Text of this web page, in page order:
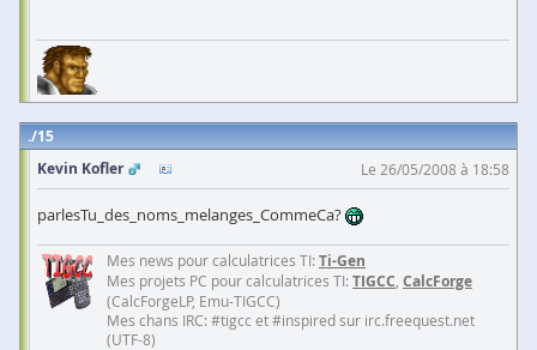
15
Kevin Kofler
Le 26/05/2008 à 18:58
parlesTu_des_noms_melanges_CommeCa?
Mes news pour calculatrices TI: Ti-Gen
Mes projets PC pour calculatrices TI: TIGCC CalcForge
(CalcForgeLP, Emu-TIGCC)
Mes chans IRC: #tigcc et #inspired sur irc.freequest.net
(UTF-8)